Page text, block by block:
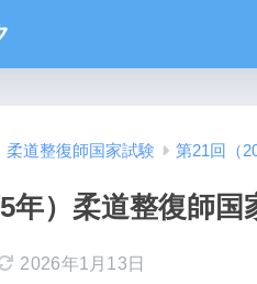
柔道整復師国家試験 第21回（
年）柔道整復師国
2026年1月13日